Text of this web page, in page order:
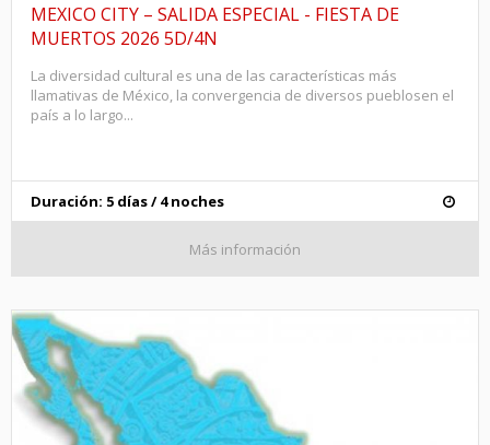
MEXICO CITY – SALIDA ESPECIAL - FIESTA DE
MUERTOS 2026 5D/4N
La diversidad cultural es una de las características más
llamativas de México, la convergencia de diversos pueblosen el
país a lo largo...
Duración: 5 días / 4 noches
Más información